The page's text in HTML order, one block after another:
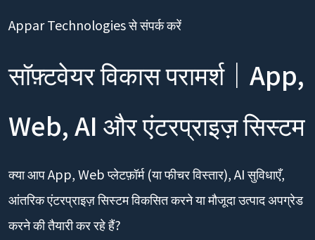
Appar Technologies से संपर्क करें
सॉफ़्टवेयर विकास परामर्श｜App,
Web, AI और एंटरप्राइज़ सिस्टम
क्या आप App, Web प्लेटफ़ॉर्म (या फीचर विस्तार), AI सुविधाएँ,
आंतरिक एंटरप्राइज़ सिस्टम विकसित करने या मौजूदा उत्पाद अपग्रेड
करने की तैयारी कर रहे हैं?